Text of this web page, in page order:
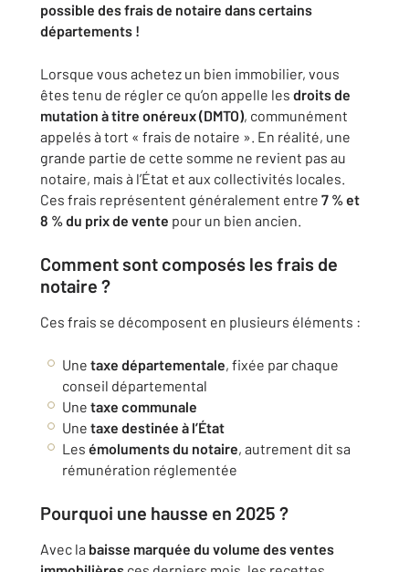
possible des frais de notaire dans certains
départements !
Lorsque vous achetez un bien immobilier, vous
êtes tenu de régler ce qu’on appelle les droits de
mutation à titre onéreux (DMTO), communément
appelés à tort « frais de notaire ». En réalité, une
grande partie de cette somme ne revient pas au
notaire, mais à l’État et aux collectivités locales.
Ces frais représentent généralement entre 7 % et
8 % du prix de vente pour un bien ancien.
Comment sont composés les frais de
notaire ?
Ces frais se décomposent en plusieurs éléments :
Une taxe départementale, fixée par chaque
conseil départemental
Une taxe communale
Une taxe destinée à l’État
Les émoluments du notaire, autrement dit sa
rémunération réglementée
Pourquoi une hausse en 2025 ?
Avec la baisse marquée du volume des ventes